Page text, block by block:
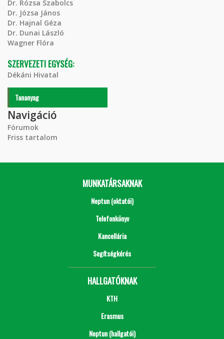
Dr. Rózsa Szabolcs
Dr. Józsa János
Dr. Hajnal Géza
Dr. Dunai László
Wagner Flóra
SZERVEZETI EGYSÉG:
Dékáni Hivatal
Tananyag
Navigáció
Fórumok
Friss tartalom
MUNKATÁRSAKNAK
Neptun (oktatói)
Telefonkönyv
Kancellária
Segítségkérés
HALLGATÓKNAK
KTH
Erasmus
Neptun (hallgatói)